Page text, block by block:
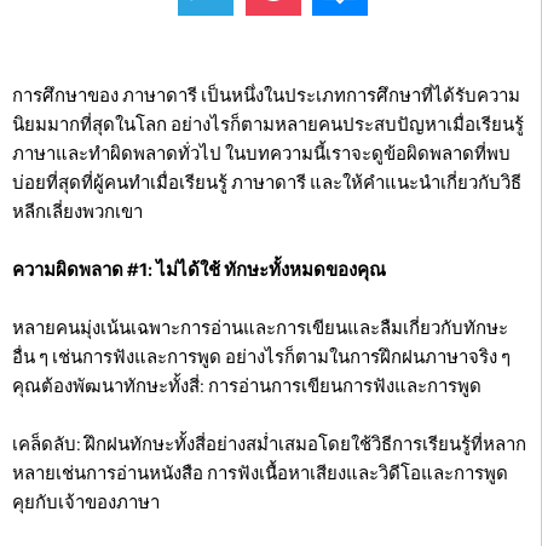
การศึกษาของ ภาษาดารี เป็นหนึ่งในประเภทการศึกษาที่ได้รับความ
นิยมมากที่สุดในโลก อย่างไรก็ตามหลายคนประสบปัญหาเมื่อเรียนรู้
ภาษาและทำผิดพลาดทั่วไป ในบทความนี้เราจะดูข้อผิดพลาดที่พบ
บ่อยที่สุดที่ผู้คนทำเมื่อเรียนรู้ ภาษาดารี และให้คำแนะนำเกี่ยวกับวิธี
หลีกเลี่ยงพวกเขา
ความผิดพลาด #1: ไม่ได้ใช้ ทักษะทั้งหมดของคุณ
หลายคนมุ่งเน้นเฉพาะการอ่านและการเขียนและลืมเกี่ยวกับทักษะ
อื่น ๆ เช่นการฟังและการพูด อย่างไรก็ตามในการฝึกฝนภาษาจริง ๆ
คุณต้องพัฒนาทักษะทั้งสี่: การอ่านการเขียนการฟังและการพูด
เคล็ดลับ: ฝึกฝนทักษะทั้งสี่อย่างสม่ำเสมอโดยใช้วิธีการเรียนรู้ที่หลาก
หลายเช่นการอ่านหนังสือ การฟังเนื้อหาเสียงและวิดีโอและการพูด
คุยกับเจ้าของภาษา